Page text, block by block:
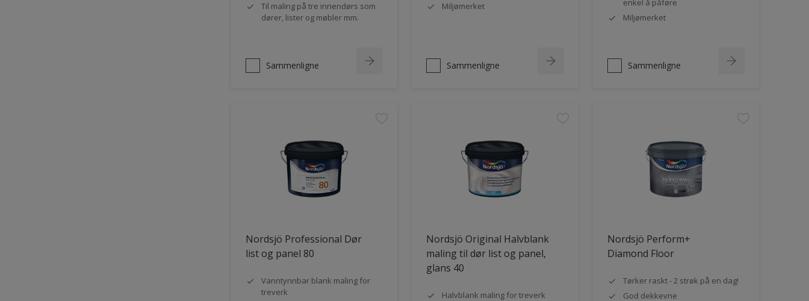
Til maling på tre innendørs som
dører, lister og møbler mm.
Sammenligne
Miljømerket
Sammenligne
Miljømerket
Sammenligne
Nordsjö Professional Dør
list og panel 80
Vanntynnbar blank maling for
treverk
Nordsjö Original Halvblank
maling til dør list og panel,
glans 40
Halvblank maling for treverk
Nordsjö Perform+
Diamond Floor
Tørker raskt - 2 strøk på en dag!
God dekkevne